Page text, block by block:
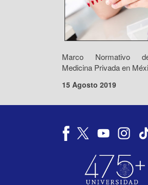
Marco Normativo
Medicina Privada en
15 Agosto 2019